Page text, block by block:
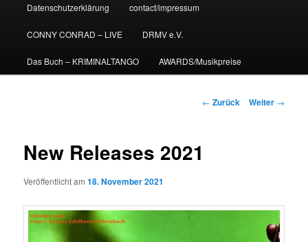
Datenschutzerklärung contact/impressum
CONNY CONRAD – LIVE DRMV e.V.
Das Buch – KRIMINALTANGO AWARDS/Musikpreise
Beitrags-
← Zurück Weiter →
New Releases 2021
Veröffentlicht am18. November 2021